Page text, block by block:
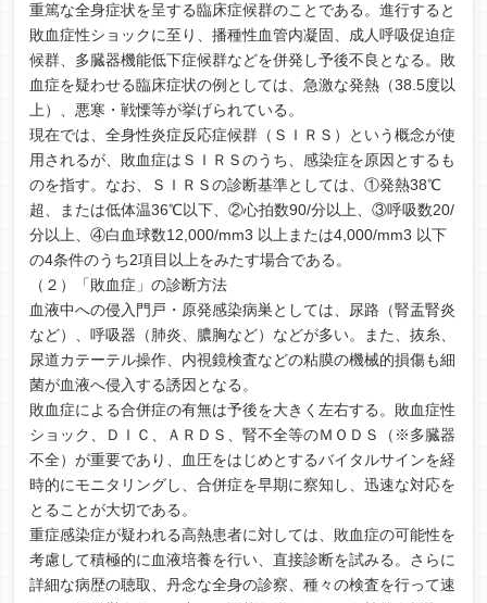
重篤な全身症状を呈する臨床症候群のことである。進行すると
敗血症性ショックに至り、播種性血管内凝固、成人呼吸促迫症
候群、多臓器機能低下症候群などを併発し予後不良となる。敗
血症を疑わせる臨床症状の例としては、急激な発熱（38.5度以
上）、悪寒・戦慄等が挙げられている。
現在では、全身性炎症反応症候群（ＳＩＲＳ）という概念が使
用されるが、敗血症はＳＩＲＳのうち、感染症を原因とするも
のを指す。なお、ＳＩＲＳの診断基準としては、①発熱38℃
超、または低体温36℃以下、②心拍数90/分以上、③呼吸数20/
分以上、④白血球数12,000/mm3 以上または4,000/mm3 以下
の4条件のうち2項目以上をみたす場合である。
（２）「敗血症」の診断方法
血液中への侵入門戸・原発感染病巣としては、尿路（腎盂腎炎
など）、呼吸器（肺炎、膿胸など）などが多い。また、抜糸、
尿道カテーテル操作、内視鏡検査などの粘膜の機械的損傷も細
菌が血液へ侵入する誘因となる。
敗血症による合併症の有無は予後を大きく左右する。敗血症性
ショック、ＤＩＣ、ＡＲＤＳ、腎不全等のＭＯＤＳ（※多臓器
不全）が重要であり、血圧をはじめとするバイタルサインを経
時的にモニタリングし、合併症を早期に察知し、迅速な対応を
とることが大切である。
重症感染症が疑われる高熱患者に対しては、敗血症の可能性を
考慮して積極的に血液培養を行い、直接診断を試みる。さらに
詳細な病歴の聴取、丹念な全身の診察、種々の検査を行って速